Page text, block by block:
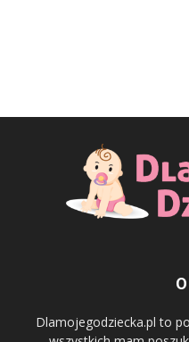
Dlamojegodziecka.pl to